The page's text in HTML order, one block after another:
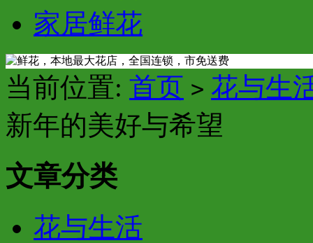
家居鲜花
当前位置: 首页 > 花与生
新年的美好与希望
文章分类
花与生活